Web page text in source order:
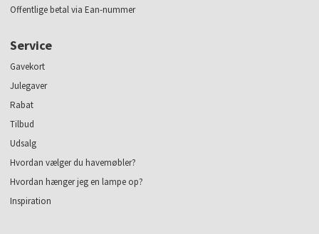
Offentlige betal via Ean-nummer
Service
Gavekort
Julegaver
Rabat
Tilbud
Udsalg
Hvordan vælger du havemøbler?
Hvordan hænger jeg en lampe op?
Inspiration